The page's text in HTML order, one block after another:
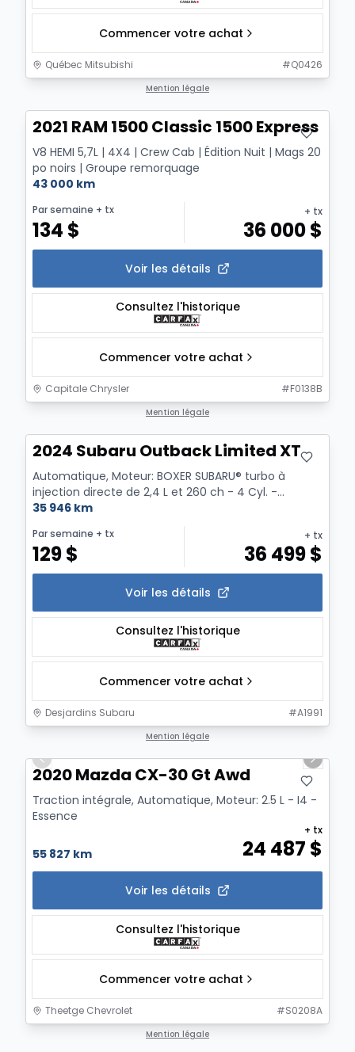
Commencer votre achat
Québec Mitsubishi #Q0426
Mention légale
2021 RAM 1500 Classic 1500 Express
V8 HEMI 5,7L | 4X4 | Crew Cab | Édition Nuit | Mags 20
po noirs | Groupe remorquage
43 000 km
Par semaine + tx
134 $
+ tx
36 000$
Voir les détails
Consultez l'historique
Commencer votre achat
Capitale Chrysler #F0138B
Mention légale
2024 Subaru Outback Limited XT
Automatique, Moteur: BOXER SUBARU® turbo à
injection directe de 2,4 L et 260 ch - 4 Cyl. -
Essence
35 946 km
Par semaine + tx
129$
+ tx
36 499$
Voir les détails
Consultez l'historique
Commencer votre achat
Desjardins Subaru #A1991
Mention légale
Previous slide
Next
2020 Mazda CX-30 Gt Awd
Traction intégrale, Automatique, Moteur: 2.5 L - I4 -
Essence
55 827 km 24 487 $
+ tx
Voir les détails
Consultez l'historique
Commencer votre achat
Theetge Chevrolet #S0208A
Mention légale